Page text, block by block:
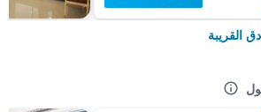
القريبة